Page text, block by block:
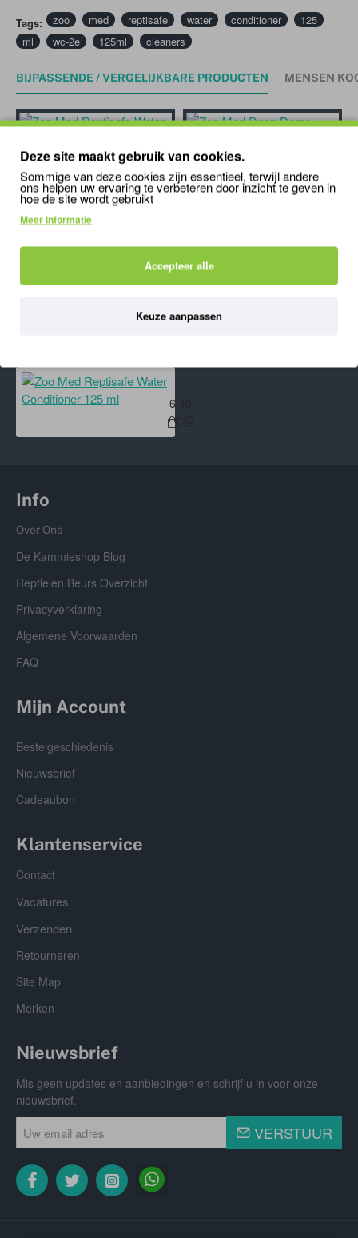
Tags: zoo med reptisafe water conditioner
125
ml
wc-2e 125ml cleaners
BIJPASSENDE / VERGELIJKBARE PRODUCTEN MENSEN
Zoo Med Reptisafe Water Conditioner 66ml
4,49 44,89
'); mywindow.document.close(); mywindow.focus();
setTimeout(function () { mywindow.print(); mywindow.close(); }, 500);
MEEST BEKEKEN
6,49
Info
Over Ons
De Kammieshop Blog
Reptielen Beurs Overzicht
Privacyverklaring
Algemene Voorwaarden
FAQ
Mijn Account
Bestelgeschiedenis
Nieuwsbrief
Cadeaubon
Klantenservice
Contact
Vacatures
Verzenden
Retourneren
Site Map
Merken
Nieuwsbrief
Mis geen updates en aanbiedingen en schrijf u in voor onze
nieuwsbrief.
Uw
email
adres
VERSTUUR
Deze site maakt gebruik van cookies.
Sommige van deze cookies zijn essentieel, terwijl andere
ons helpen uw ervaring te verbeteren door inzicht te geven in
hoe de site wordt gebruikt
Meer informatie
Accepteer alle
Keuze aanpassen